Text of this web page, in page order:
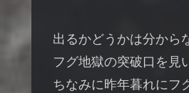
出るかどうかは分から
フグ地獄の突破口を見
ちなみに昨年暮れにフ